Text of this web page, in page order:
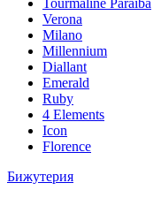
Tourmaline Paraiba
Verona
Milano
Millennium
Diallant
Emerald
Ruby
4 Elements
Icon
Florence
Бижутерия